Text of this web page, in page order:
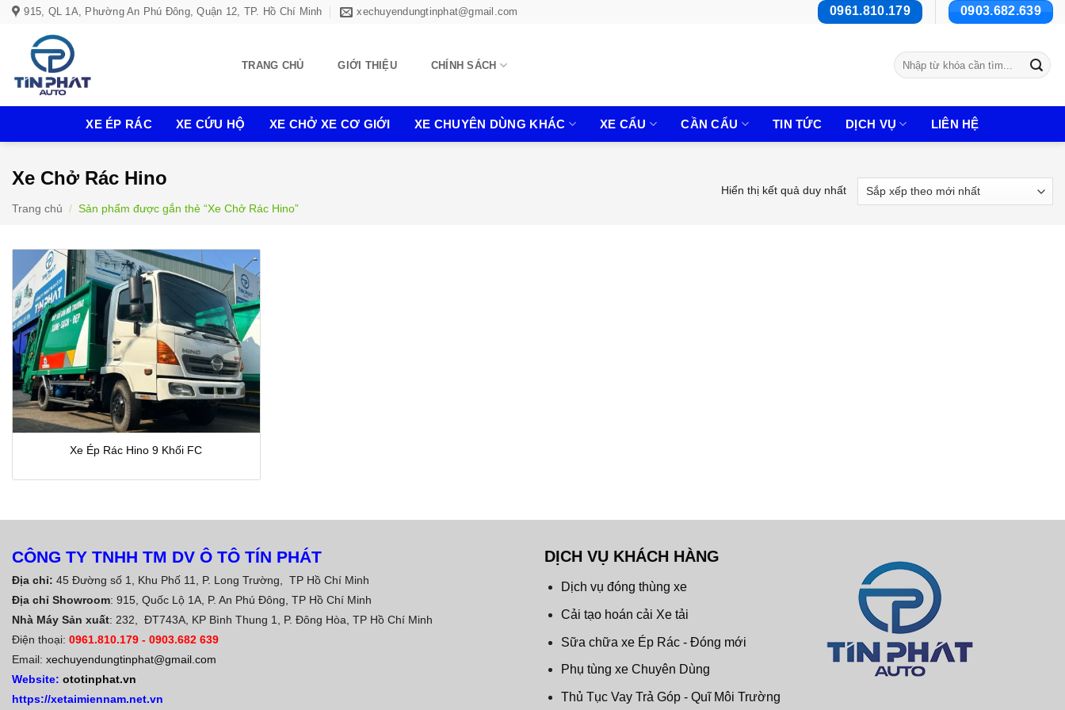
Bỏ
915, QL 1A, Phường An Phú Đông, Quận 12, TP. Hồ Chí Minh xechuyendungtinphat@gmail.com 0961.810.179 0903.682.639
TRANG CHỦ GIỚI THIỆU CHÍNH SÁCH
Tìm
kiếm:
XE ÉP RÁC XE CỨU HỘ XE CHỞ XE CƠ GIỚI XE CHUYÊN DÙNG KHÁC XE CẨU CẦN CẨU TIN TỨC DỊCH VỤ LIÊN HỆ
Xe Chở Rác Hino
Trang chủ / Sản phẩm được gắn thẻ “Xe Chở Rác Hino”
Hiển thị kết quả duy nhất
Xe Ép Rác Hino 9 Khối FC
CÔNG TY TNHH TM DV Ô TÔ TÍN PHÁT
Địa chỉ: 45 Đường số 1, Khu Phố 11, P. Long Trường, TP Hồ Chí Minh
Địa chỉ Showroom: 915, Quốc Lộ 1A, P. An Phú Đông, TP Hồ Chí Minh
Nhà Máy Sản xuất: 232, ĐT743A, KP Bình Thung 1, P. Đông Hòa, TP Hồ Chí Minh
Điện thoại: 0961.810.179 - 0903.682 639
Email: xechuyendungtinphat@gmail.com
Website: ototinphat.vn
https://xetaimiennam.net.vn
DỊCH VỤ KHÁCH HÀNG
Dịch vụ đóng thùng xe
Cải tạo hoán cải Xe tải
Sữa chữa xe Ép Rác - Đóng mới
Phụ tùng xe Chuyên Dùng
Thủ Tục Vay Trả Góp - Quĩ Môi Trường